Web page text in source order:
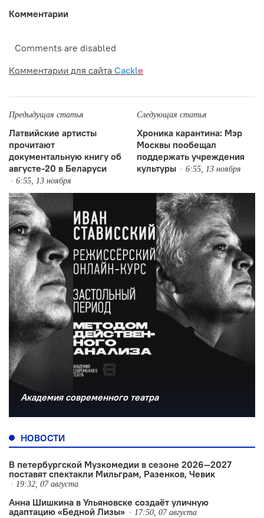
Комментарии
Comments are disabled
Комментарии для сайта Cackle
Предыдущая статья
Латвийские артисты
прочитают
документальную книгу об
августе-20 в Беларуси
6:55, 13 ноября
Следующая статья
Хроника карантина: Мэр
Москвы пообещал
поддержать учреждения
культуры
6:55, 13 ноября
Академия современного театра
НОВОСТИ
В петербургской Музкомедии в сезоне 2026—2027
поставят спектакли Мильграм, Разенков, Чевик
19:32, 07 августа
Анна Шишкина в Ульяновске создаëт уличную
адаптацию «Бедной Лизы»
17:50, 07 августа